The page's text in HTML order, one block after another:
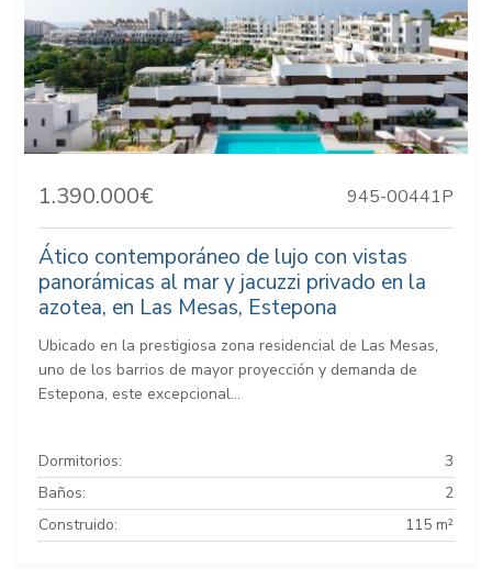
1.390.000€ 945-00441P
Ático contemporáneo de lujo con vistas
panorámicas al mar y jacuzzi privado en la
azotea, en Las Mesas, Estepona
Ubicado en la prestigiosa zona residencial de Las Mesas,
uno de los barrios de mayor proyección y demanda de
Estepona, este excepcional...
Dormitorios:
3
Baños:
2
Construido:
115 m²